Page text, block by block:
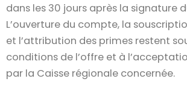
dans les 30 jours après la signature
L’ouverture du compte, la
et l’attribution des primes restent
conditions de l’offre et à
par la Caisse régionale concernée.